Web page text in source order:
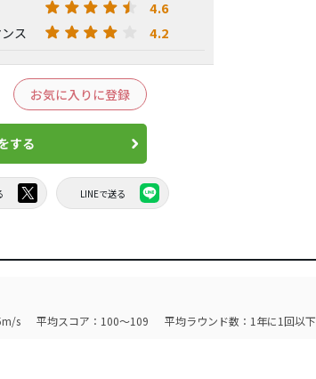
4.6
ス 4.2
お気に入りに登録
する
LINEで送る
s 平均スコア：100～109
平均ラウンド数：1年に1回以下